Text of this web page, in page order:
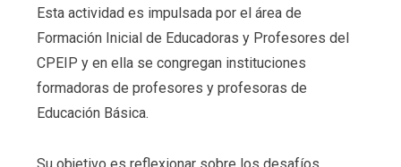
Esta actividad es impulsada por el área de
Formación Inicial de Educadoras y Profesores del
CPEIP y en ella se congregan instituciones
formadoras de profesores y profesoras de
Educación Básica.